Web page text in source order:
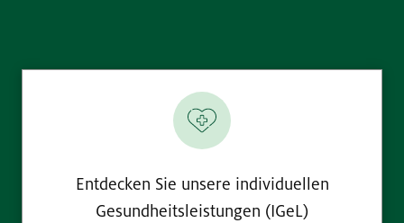
Entdecken Sie unsere individuellen
Gesundheitsleistungen (IGeL)